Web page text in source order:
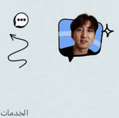
الخدمات